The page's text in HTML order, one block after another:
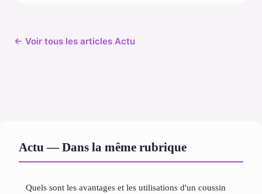
← Voir tous les articles Actu
Actu — Dans la même rubrique
Quels sont les avantages et les utilisations d'un coussin